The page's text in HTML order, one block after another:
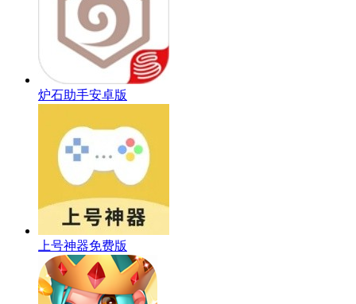
炉石助手安卓版
上号神器免费版